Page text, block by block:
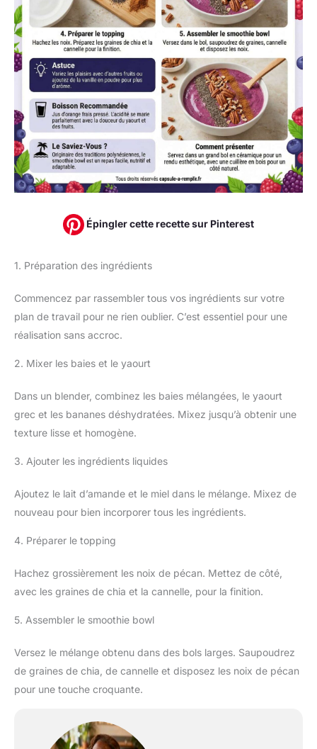
Épingler cette recette sur Pinterest
1. Préparation des ingrédients
Commencez par rassembler tous vos ingrédients sur votre
plan de travail pour ne rien oublier. C’est essentiel pour une
réalisation sans accroc.
2. Mixer les baies et le yaourt
Dans un blender, combinez les baies mélangées, le yaourt
grec et les bananes déshydratées. Mixez jusqu’à obtenir une
texture lisse et homogène.
3. Ajouter les ingrédients liquides
Ajoutez le lait d’amande et le miel dans le mélange. Mixez de
nouveau pour bien incorporer tous les ingrédients.
4. Préparer le topping
Hachez grossièrement les noix de pécan. Mettez de côté,
avec les graines de chia et la cannelle, pour la finition.
5. Assembler le smoothie bowl
Versez le mélange obtenu dans des bols larges. Saupoudrez
de graines de chia, de cannelle et disposez les noix de pécan
pour une touche croquante.